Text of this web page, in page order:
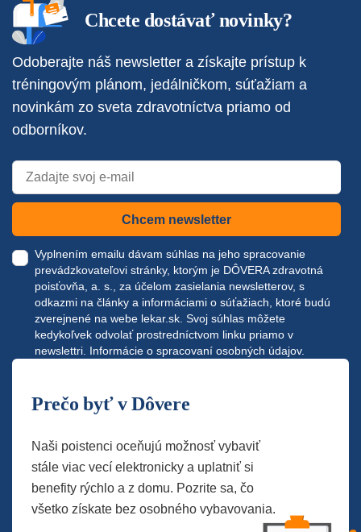
Chcete dostávať novinky?
Odoberajte náš newsletter a získajte prístup k
tréningovým plánom, jedálničkom, súťažiam a
novinkám zo sveta zdravotníctva priamo od
odborníkov.
Chcem newsletter
Vyplnením emailu dávam súhlas na jeho spracovanie
prevádzkovateľovi stránky, ktorým je DÔVERA zdravotná
poisťovňa, a. s., za účelom zasielania newsletterov, s
odkazmi na články a informáciami o súťažiach, ktoré budú
zverejnené na webe lekar.sk. Svoj súhlas môžete
kedykoľvek odvolať prostredníctvom linku priamo v
newslettri. Informácie o spracovaní osobných údajov.
Prečo byť v Dôvere
Naši poistenci oceňujú možnosť vybaviť
stále viac vecí elektronicky a uplatniť si
benefity rýchlo a z domu. Pozrite sa, čo
všetko získate bez osobného vybavovania.